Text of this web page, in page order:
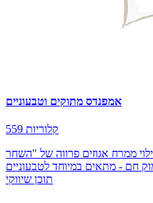
אמפנדס מתוקים וטבעוניים
559 קלוריות
ממרח אגוזים פרווה של "השחר
תוכן שיווקי